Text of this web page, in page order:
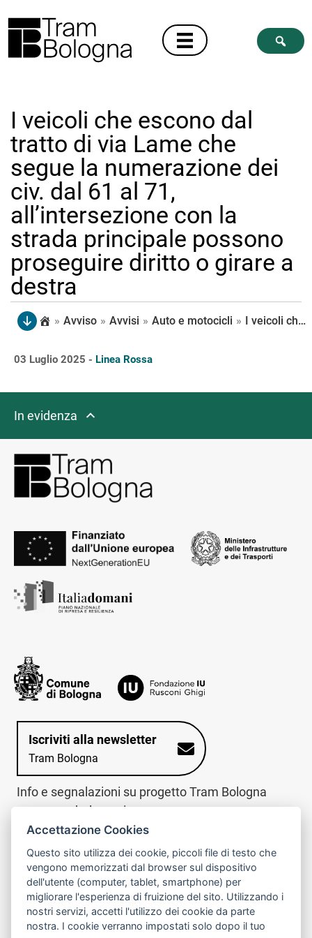
I veicoli che escono dal
tratto di via Lame che
segue la numerazione dei
civ. dal 61 al 71,
all’intersezione con la
strada principale possono
proseguire diritto o girare a
destra
» Avviso » Avvisi » Auto e motocicli » I veicoli che escono dal tratto di via Lame che segue la numerazione dei civ. dal 61 al 71, all’intersezione con la strada principale possono proseguire diritto o girare a destra
03 Luglio 2025 - Linea Rossa
In evidenza
Iscriviti alla newsletter
Tram Bologna
Info e segnalazioni su progetto Tram Bologna
www.trambologna.it
trova infopoint sulla mappa interattiva
Trova l'infopoint
più vicino
telefona al call center
Chiama il call
center
800078611
Contatto cantiere per emergenze nei giorni festivi
o nelle ore notturne:366 65 36 063
Accettazione Cookies
Questo sito utilizza dei cookie, piccoli file di testo che
vengono memorizzati dal browser sul dispositivo
dell'utente (computer, tablet, smartphone) per
migliorare l'esperienza di fruizione del sito. Utilizzando i
nostri servizi, accetti l'utilizzo dei cookie da parte
nostra. I cookie verranno impostati solo dopo il tuo